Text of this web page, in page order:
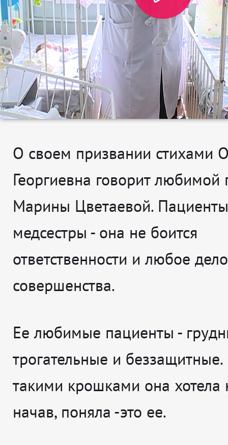
О своем призвании стихами
Георгиевна говорит любимой
Марины Цветаевой.
медсестры - она не боится
ответственности и любое
совершенства.
Ее любимые пациенты -
трогательные и беззащитные.
такими крошками она хотела
начав, поняла -это ее.